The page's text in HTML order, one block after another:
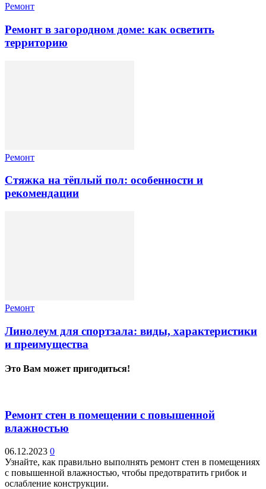
Ремонт
Ремонт в загородном доме: как осветить
территорию
Ремонт
Стяжка на тёплый пол: особенности и
рекомендации
Ремонт
Линолеум для спортзала: виды, характеристики
и преимущества
Это Вам может пригодиться!
Ремонт стен в помещении с повышенной
влажностью
06.12.2023 0
Узнайте, как правильно выполнять ремонт стен в помещениях
с повышенной влажностью, чтобы предотвратить грибок и
ослабление конструкции.